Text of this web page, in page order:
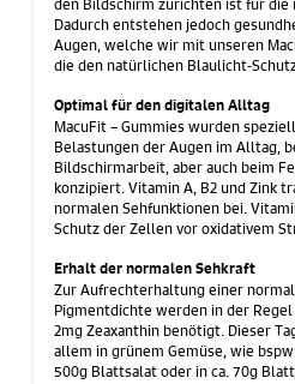
Dadurch entstehen jedoch
Augen, welche wir mit unseren
die den natürlichen Blaulicht-
Optimal für den digitalen Alltag
MacuFit – Gummies wurden
Belastungen der Augen im Alltag,
Bildschirmarbeit, aber auch beim
konzipiert. Vitamin A, B2 und Zink
normalen Sehfunktionen bei.
Schutz der Zellen vor oxidativem
Erhalt der normalen Sehkraft
Zur Aufrechterhaltung einer
Pigmentdichte werden in der
2mg Zeaxanthin benötigt. Dieser
allem in grünem Gemüse, wie
500g Blattsalat oder in ca. 70g